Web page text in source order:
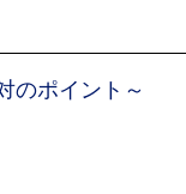
のポイント～